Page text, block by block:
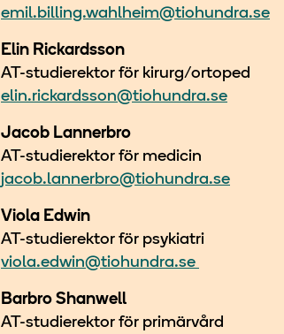
emil.billing.wahlheim@tiohundra.se
Elin Rickardsson
AT-studierektor för kirurg/ortoped
elin.rickardsson@tiohundra.se
Jacob Lannerbro
AT-studierektor för medicin
jacob.lannerbro@tiohundra.se
Viola Edwin
AT-studierektor för psykiatri
viola.edwin@tiohundra.se
Barbro Shanwell
AT-studierektor för primärvård